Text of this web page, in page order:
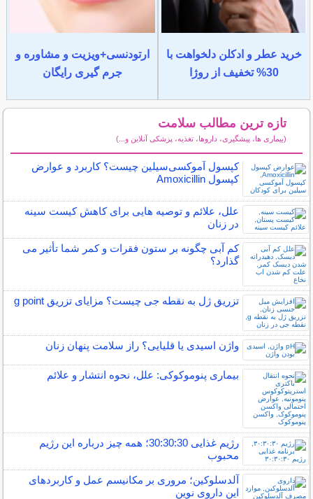
خرید عطر و ادکلن دلخواهت با
30% تخفیف از روژا
ارتودنسی+ویزیت و مشاوره و
جرم گیری رایگان
تازه ترین مطالب سلامت
(بیماری ها، پیشگیری، داروها، تغذیه، پزشکی آنلاین و...)
کپسول آموکسی‌سیلین چیست؟ کاربرد و عوارض
کپسول Amoxicillin
علل، علائم و توصیه هایی برای کاهش کیست سینه
در زنان
کم آبی چگونه بر ستون فقرات و کمر شما تأثیر می
گذارد؟
تزریق ژل به نقطه جی چیست؟ مزایای تزریق g point
واژن اسیدی یا قلیایی؟ راز سلامت پنهان زنان
بیماری پنوموکوکی: علل، نحوه انتشار و علائم
رژیم غذایی 30:30:30؛ همه چیز درباره این رژیم
محبوب
آلدسلوکین؛ مروری بر مکانیسم عمل و کاربردهای
این داروی نوین